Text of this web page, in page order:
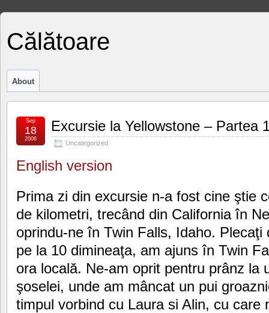
Călătoare
About
Excursie la Yellowstone – Partea
Uncategorized
Sep
18
2006
English version
Prima zi din excursie n-a fost cine ştie
de kilometri, trecând din California în
oprindu-ne în Twin Falls, Idaho. Plecaţi
pe la 10 dimineaţa, am ajuns în Twin
ora locală. Ne-am oprit pentru prânz la
şoselei, unde am mâncat un pui
timpul vorbind cu Laura si Alin, cu care